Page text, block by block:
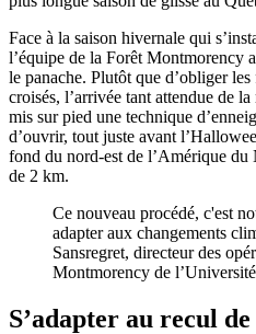
Face à la saison hivernale qui
l’équipe de la Forêt Montmorency
le panache. Plutôt que d’obliger
croisés, l’arrivée tant attendue de
mis sur pied une technique
d’ouvrir, tout juste avant
fond du nord-est de l’Amérique
de 2 km.
Ce nouveau procédé, c'est
adapter aux changements
Sansregret, directeur des
Montmorency de
S’adapter au recul